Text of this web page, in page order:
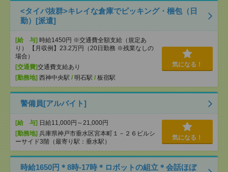
<タイパ抜群>キレイな倉庫でピッキング・梱包（日
勤）[派遣]
[給 与] 時給1450円 ※交通費全額支給（規定あ
り） 【月収例】23.2万円（20日勤務 ※残業なしの
場合）
[交通費]交通費支給あり
[勤務地] 西神中央駅 / 明石駅 / 板宿駅
気になる！
警備員[アルバイト]
[給 与] 日給11,000円～21,000円
[勤務地] 兵庫県神戸市垂水区宮本町１－２６ビルシ
ーサイド3階（最寄り駅：垂水駅）
気になる！
時給1650円＊8時-17時＊ロボットの組立＊会話ほぼ